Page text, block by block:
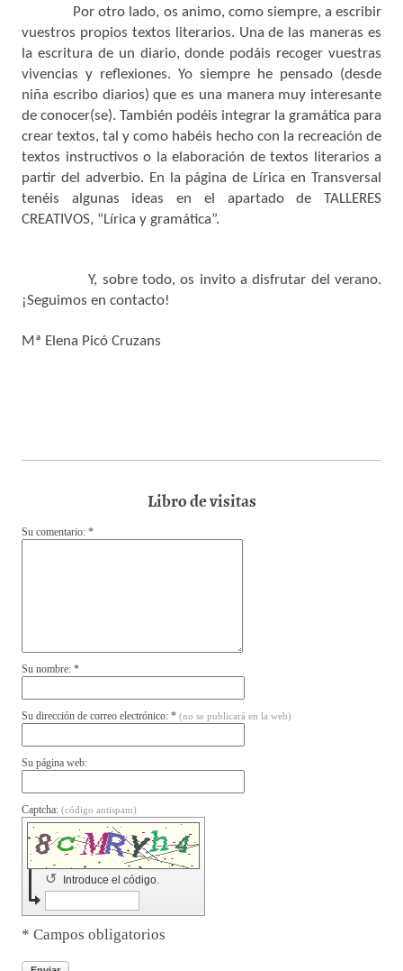
Por otro lado, os animo, como siempre, a escribir
vuestros propios textos literarios. Una de las maneras es
la escritura de un diario, donde podáis recoger vuestras
vivencias y reflexiones. Yo siempre he pensado (desde
niña escribo diarios) que es una manera muy interesante
de conocer(se). También podéis integrar la gramática para
crear textos, tal y como habéis hecho con la recreación de
textos instructivos o la elaboración de textos literarios a
partir del adverbio. En la página de Lírica en Transversal
tenéis algunas ideas en el apartado de TALLERES
CREATIVOS, “Lírica y gramática”.
Y, sobre todo, os invito a disfrutar del verano.
¡Seguimos en contacto!
Mª Elena Picó Cruzans
Libro de visitas
Su comentario: *
Su nombre: *
Su dirección de correo electrónico: * (no se publicará en la web)
Su página web:
Captcha: (código antispam)
Introduce el código.
↺
* Campos obligatorios